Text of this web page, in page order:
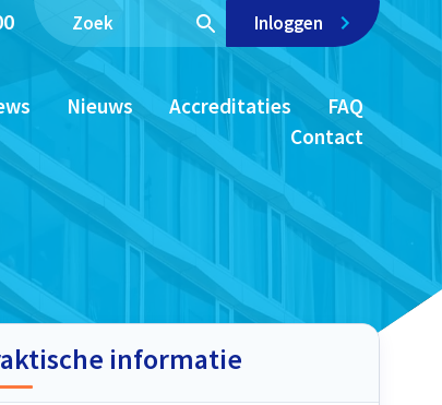
Inloggen
Nieuws Accreditaties
FAQ
Contact
informatie